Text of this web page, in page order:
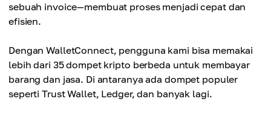
sebuah invoice—membuat proses menjadi cepat dan
efisien.
Dengan WalletConnect, pengguna kami bisa memakai
lebih dari 35 dompet kripto berbeda untuk membayar
barang dan jasa. Di antaranya ada dompet populer
seperti Trust Wallet, Ledger, dan banyak lagi.